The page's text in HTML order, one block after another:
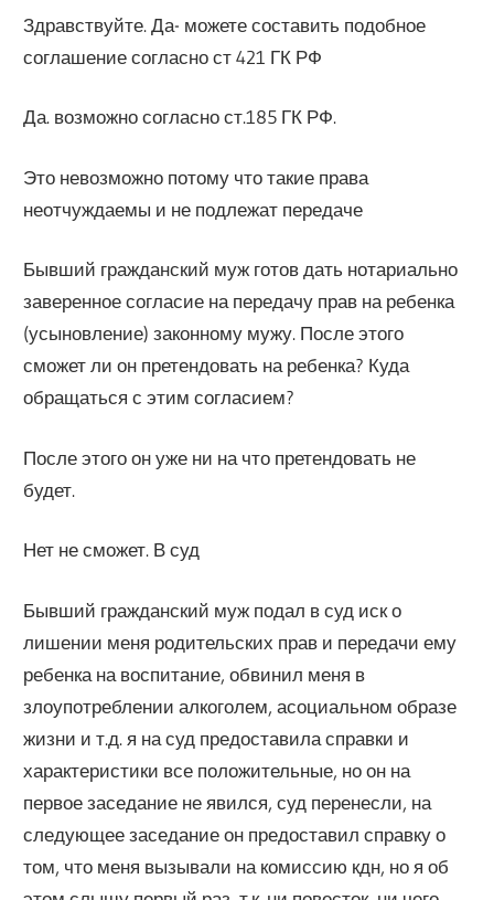
Здравствуйте. Да- можете составить подобное
соглашение согласно ст 421 ГК РФ
Да. возможно согласно ст.185 ГК РФ.
Это невозможно потому что такие права
неотчуждаемы и не подлежат передаче
Бывший гражданский муж готов дать нотариально
заверенное согласие на передачу прав на ребенка
(усыновление) законному мужу. После этого
сможет ли он претендовать на ребенка? Куда
обращаться с этим согласием?
После этого он уже ни на что претендовать не
будет.
Нет не сможет. В суд
Бывший гражданский муж подал в суд иск о
лишении меня родительских прав и передачи ему
ребенка на воспитание, обвинил меня в
злоупотреблении алкоголем, асоциальном образе
жизни и т.д. я на суд предоставила справки и
характеристики все положительные, но он на
первое заседание не явился, суд перенесли, на
следующее заседание он предоставил справку о
том, что меня вызывали на комиссию кдн, но я об